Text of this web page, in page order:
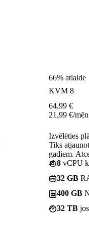
66% atlaide
KVM 8
64,99 €
21,99 €/
Izvēlēties
Tiks
gadiem.
8 vCPU
32 GB
400 GB
32 TB